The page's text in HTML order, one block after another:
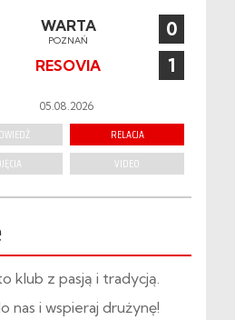
WARTA
POZNAŃ 0
RESOVIA 1
05.08.2026
RELACJA
VIDEO
klub z pasją i tradycją.
nas i wspieraj drużynę!